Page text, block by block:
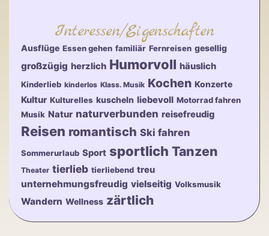
Interessen/Eigenschaften
Ausflüge Essen gehen familiär Fernreisen gesellig
großzügig herzlich Humorvoll häuslich
Kinderlieb kinderlos Klass. Musik Kochen Konzerte
Kultur Kulturelles kuscheln liebevoll Motorrad fahren
Musik Natur naturverbunden reisefreudig
Reisen romantisch Ski fahren
Sommerurlaub Sport sportlich Tanzen
Theater tierlieb tierliebend treu
unternehmungsfreudig vielseitig Volksmusik
Wandern Wellness zärtlich